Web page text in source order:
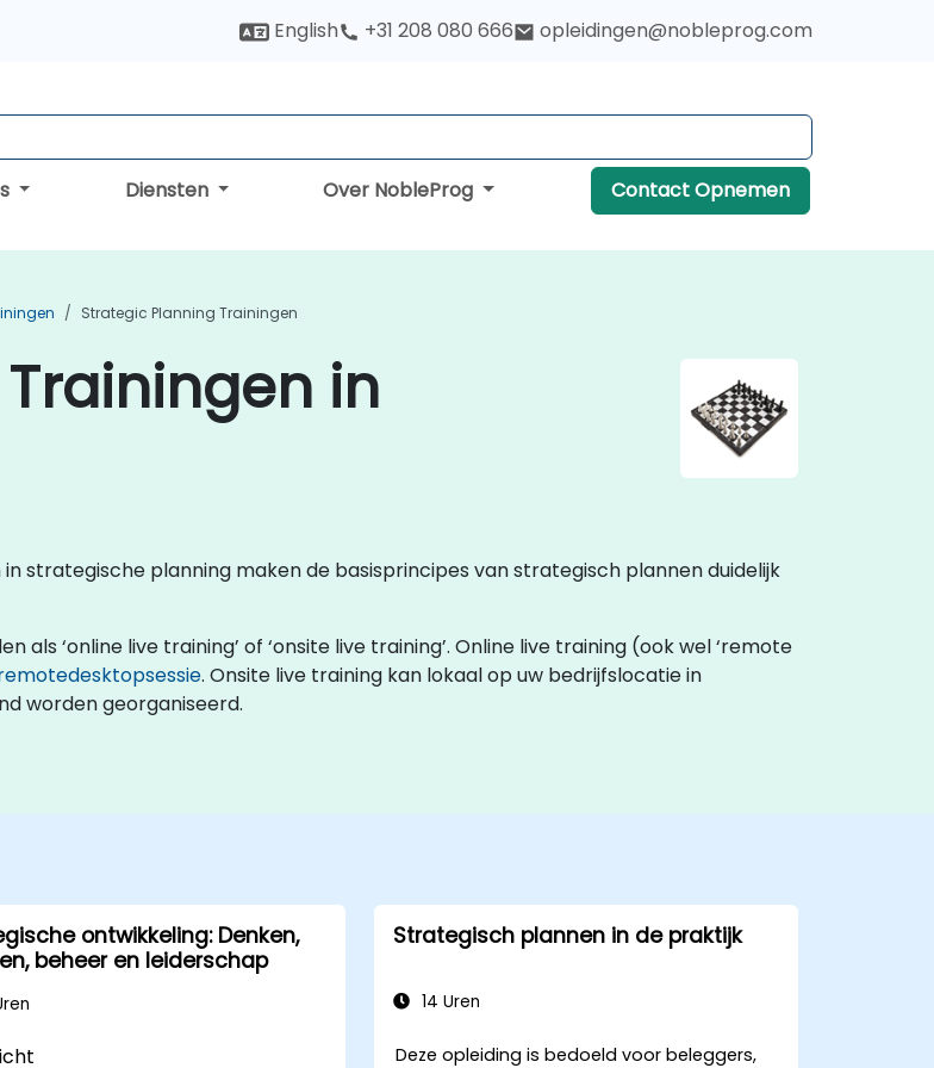
English +31 208 080 666 opleidingen@nobleprog.com
Diensten Over NobleProg Contact Opnemen
Strategic Planning Trainingen
in
strategische planning maken de basisprincipes van strategisch plannen duidelijk
‘online live training’ of ‘onsite live training’. Online live training (ook wel ‘remote
. Onsite live training kan lokaal op uw bedrijfslocatie in
worden georganiseerd.
ontwikkeling: Denken,
beheer en leiderschap
Strategisch plannen in de praktijk
14 Uren
Deze opleiding is bedoeld voor beleggers,